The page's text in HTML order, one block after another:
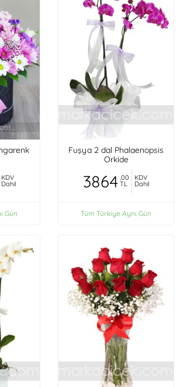
KDV
Dahil
Gün
Fuşya 2 dal Phalaenopsis
Orkide
3864 ,00
TL
KDV
Dahil
Tüm Türkiye Aynı Gün